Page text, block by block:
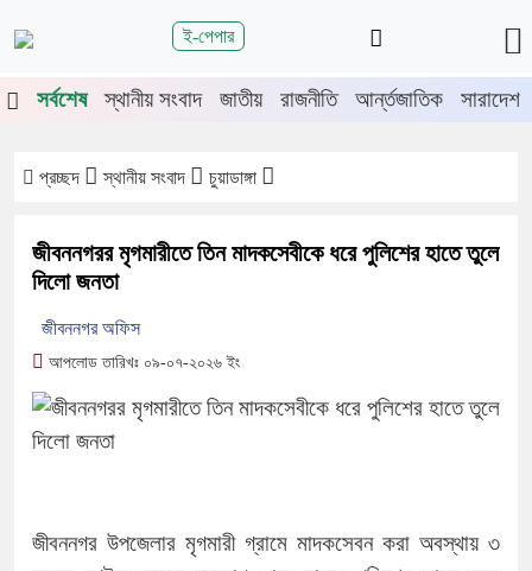
ই-পেপার
শিরোনাম
চুয়াডাঙ্গা-মেহেরপুরে জামায়াতের গণমিছিল
গাছ প্রায় ৫ লাখে নিলামে বিক্রি
সরকার
জীবননগর উপজেলা আইনশৃঙ্খলা কমিটির
সর্বশেষ স্থানীয় সংবাদ জাতীয় রাজনীতি আর্ন্তজাতিক সারাদেশ
প্রচ্ছদ স্থানীয় সংবাদ চুয়াডাঙ্গা
জীবননগরর মৃগমারীতে তিন মাদকসেবীকে ধরে পুলিশের হাতে তুলে
দিলো জনতা
জীবননগর অফিস
আপলোড তারিখঃ ০৯-০৭-২০২৬ ইং
জীবননগর উপজেলার মৃগমারী গ্রামে মাদকসেবন করা অবস্থায় ৩